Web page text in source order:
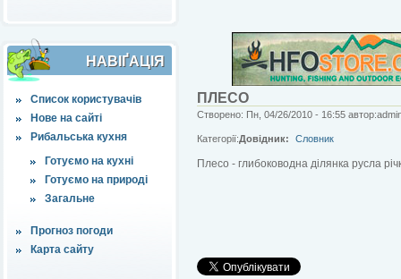
НАВІҐАЦІЯ
Список користувачів
Нове на сайті
Рибальська кухня
Готуємо на кухні
Готуємо на природі
Загальне
Прогноз погоди
Карта сайту
ПЛЕСО
Створено: Пн, 04/26/2010 - 16:55
Категорії:Довідник: Словник
Плесо - глибоководна ділянка русла